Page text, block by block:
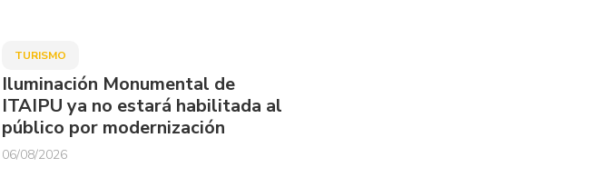
TURISMO
Iluminación Monumental de
ITAIPU ya no estará habilitada al
público por modernización
06/08/2026